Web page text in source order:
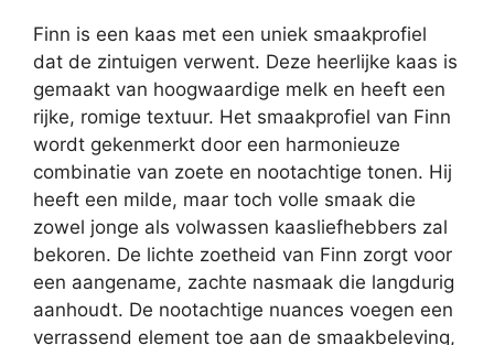
Finn is een kaas met een uniek smaakprofiel
dat de zintuigen verwent. Deze heerlijke kaas is
gemaakt van hoogwaardige melk en heeft een
rijke, romige textuur. Het smaakprofiel van Finn
wordt gekenmerkt door een harmonieuze
combinatie van zoete en nootachtige tonen. Hij
heeft een milde, maar toch volle smaak die
zowel jonge als volwassen kaasliefhebbers zal
bekoren. De lichte zoetheid van Finn zorgt voor
een aangename, zachte nasmaak die langdurig
aanhoudt. De nootachtige nuances voegen een
verrassend element toe aan de smaakbeleving,